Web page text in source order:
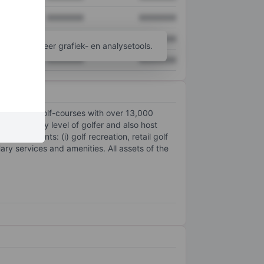
XXXXXXX XXXXXXX
tot meer grafiek- en analysetools.
two golf-courses with over 13,000
assist any level of golfer and also host
segments: (i) golf recreation, retail golf
services and amenities. All assets of the